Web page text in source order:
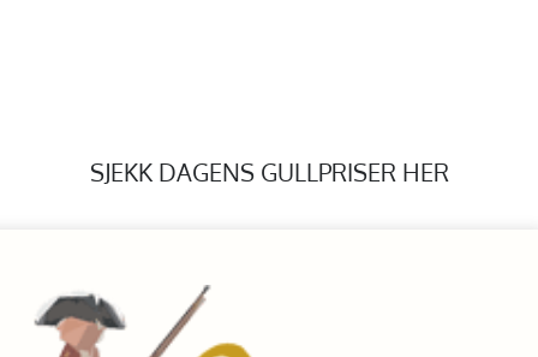
SJEKK DAGENS GULLPRISER HER